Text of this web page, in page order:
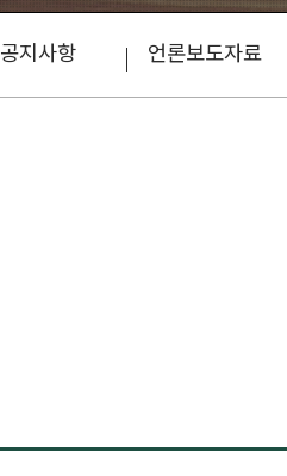
공지사항 언론보도자료